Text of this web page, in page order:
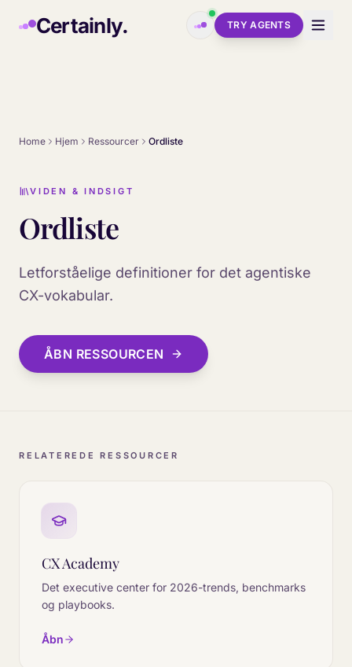
Certainly. TRY AGENTS
Home Hjem Ressourcer Ordliste
VIDEN & INDSIGT
Ordliste
Letforståelige definitioner for det agentiske
CX-vokabular.
ÅBN RESSOURCEN
RELATEREDE RESSOURCER
CX Academy
Det executive center for 2026-trends, benchmarks
og playbooks.
Åbn